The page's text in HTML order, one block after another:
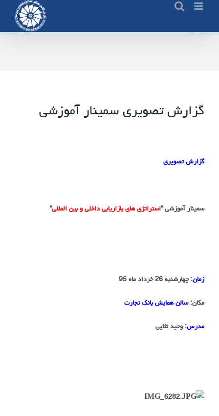
content
گزارش تصویری سمینار آموزشی
گزارش تصویری
سمینارآموزشی “استراتژی های بازاریابی داخلی و بین المللی“
زمان: چهارشنبه 26 خرداد ماه 95
مکان:سالن همایش بانک تجارت
مدرس: وحید نثایی